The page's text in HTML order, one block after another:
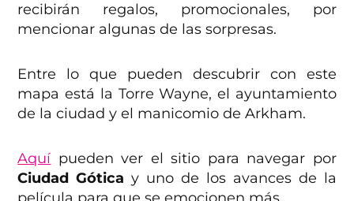
recibirán regalos, promocionales, por
mencionar algunas de las sorpresas.
Entre lo que pueden descubrir con este
mapa está la Torre Wayne, el ayuntamiento
de la ciudad y el manicomio de Arkham.
Aquí pueden ver el sitio para navegar por
Ciudad Gótica y uno de los avances de la